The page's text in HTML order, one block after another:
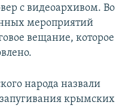
с видеоархивом. Во
мероприятий
вещание, которое
народа назвали
крымских